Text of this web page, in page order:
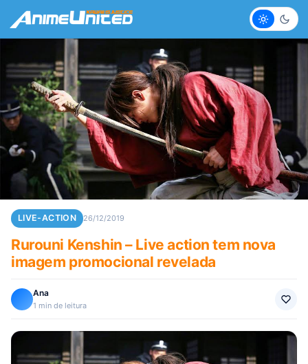
Claro
LIVE-ACTION 26/12/2019
Rurouni Kenshin – Live action tem nova
imagem promocional revelada
Ana
1 min de leitura